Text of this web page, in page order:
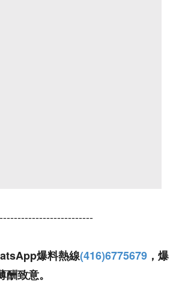
爆料熱線(416)6775679 ，爆
致意。